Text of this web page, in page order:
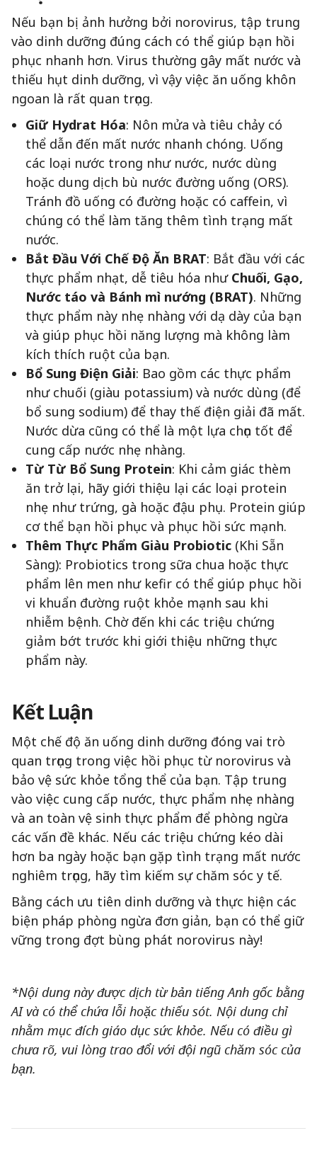
Nếu bạn bị ảnh hưởng bởi norovirus, tập trung
vào dinh dưỡng đúng cách có thể giúp bạn hồi
phục nhanh hơn. Virus thường gây mất nước và
thiếu hụt dinh dưỡng, vì vậy việc ăn uống khôn
ngoan là rất quan trọng.
Giữ Hydrat Hóa: Nôn mửa và tiêu chảy có
thể dẫn đến mất nước nhanh chóng. Uống
các loại nước trong như nước, nước dùng
hoặc dung dịch bù nước đường uống (ORS).
Tránh đồ uống có đường hoặc có caffein, vì
chúng có thể làm tăng thêm tình trạng mất
nước.
Bắt Đầu Với Chế Độ Ăn BRAT: Bắt đầu với các
thực phẩm nhạt, dễ tiêu hóa như Chuối, Gạo,
Nước táo và Bánh mì nướng (BRAT). Những
thực phẩm này nhẹ nhàng với dạ dày của bạn
và giúp phục hồi năng lượng mà không làm
kích thích ruột của bạn.
Bổ Sung Điện Giải: Bao gồm các thực phẩm
như chuối (giàu potassium) và nước dùng (để
bổ sung sodium) để thay thế điện giải đã mất.
Nước dừa cũng có thể là một lựa chọn tốt để
cung cấp nước nhẹ nhàng.
Từ Từ Bổ Sung Protein: Khi cảm giác thèm
ăn trở lại, hãy giới thiệu lại các loại protein
nhẹ như trứng, gà hoặc đậu phụ. Protein giúp
cơ thể bạn hồi phục và phục hồi sức mạnh.
Thêm Thực Phẩm Giàu Probiotic (Khi Sẵn
Sàng): Probiotics trong sữa chua hoặc thực
phẩm lên men như kefir có thể giúp phục hồi
vi khuẩn đường ruột khỏe mạnh sau khi
nhiễm bệnh. Chờ đến khi các triệu chứng
giảm bớt trước khi giới thiệu những thực
phẩm này.
Kết Luận
Một chế độ ăn uống dinh dưỡng đóng vai trò
quan trọng trong việc hồi phục từ norovirus và
bảo vệ sức khỏe tổng thể của bạn. Tập trung
vào việc cung cấp nước, thực phẩm nhẹ nhàng
và an toàn vệ sinh thực phẩm để phòng ngừa
các vấn đề khác. Nếu các triệu chứng kéo dài
hơn ba ngày hoặc bạn gặp tình trạng mất nước
nghiêm trọng, hãy tìm kiếm sự chăm sóc y tế.
Bằng cách ưu tiên dinh dưỡng và thực hiện các
biện pháp phòng ngừa đơn giản, bạn có thể giữ
vững trong đợt bùng phát norovirus này!
*Nội dung này được dịch từ bản tiếng Anh gốc bằng
AI và có thể chứa lỗi hoặc thiếu sót. Nội dung chỉ
nhằm mục đích giáo dục sức khỏe. Nếu có điều gì
chưa rõ, vui lòng trao đổi với đội ngũ chăm sóc của
bạn.